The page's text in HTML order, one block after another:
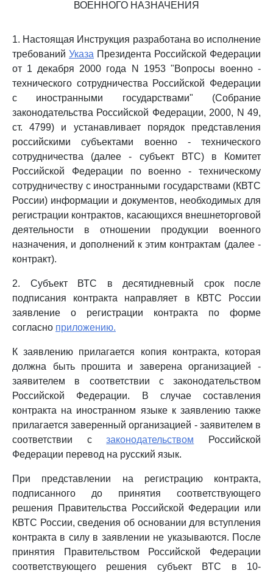
ВОЕННОГО НАЗНАЧЕНИЯ
1. Настоящая Инструкция разработана во исполнение
требований Указа Президента Российской Федерации
от 1 декабря 2000 года N 1953 "Вопросы военно -
технического сотрудничества Российской Федерации
с иностранными государствами" (Собрание
законодательства Российской Федерации, 2000, N 49,
ст. 4799) и устанавливает порядок представления
российскими субъектами военно - технического
сотрудничества (далее - субъект ВТС) в Комитет
Российской Федерации по военно - техническому
сотрудничеству с иностранными государствами (КВТС
России) информации и документов, необходимых для
регистрации контрактов, касающихся внешнеторговой
деятельности в отношении продукции военного
назначения, и дополнений к этим контрактам (далее -
контракт).
2. Субъект ВТС в десятидневный срок после
подписания контракта направляет в КВТС России
заявление о регистрации контракта по форме
согласно приложению.
К заявлению прилагается копия контракта, которая
должна быть прошита и заверена организацией -
заявителем в соответствии с законодательством
Российской Федерации. В случае составления
контракта на иностранном языке к заявлению также
прилагается заверенный организацией - заявителем в
соответствии сзаконодательством Российской
Федерации перевод на русский язык.
При представлении на регистрацию контракта,
подписанного до принятия соответствующего
решения Правительства Российской Федерации или
КВТС России, сведения об основании для вступления
контракта в силу в заявлении не указываются. После
принятия Правительством Российской Федерации
соответствующего решения субъект ВТС в 10-